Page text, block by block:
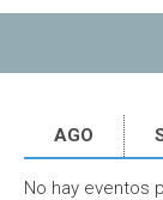
AGO
No hay eventos